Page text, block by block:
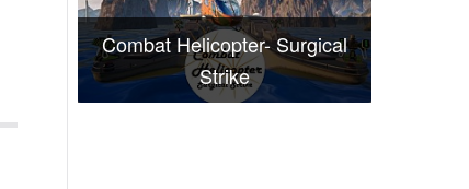
Combat Helicopter- Surgical
Strike